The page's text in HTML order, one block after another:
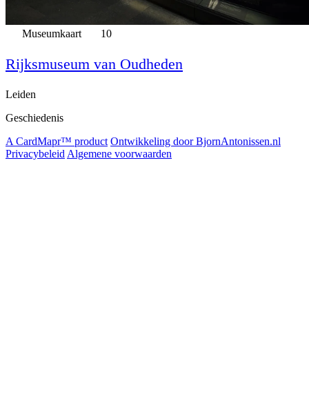
Museumkaart 10
Rijksmuseum van Oudheden
Leiden
Geschiedenis
A CardMapr™ product Ontwikkeling door BjornAntonissen.nl
Privacybeleid Algemene voorwaarden